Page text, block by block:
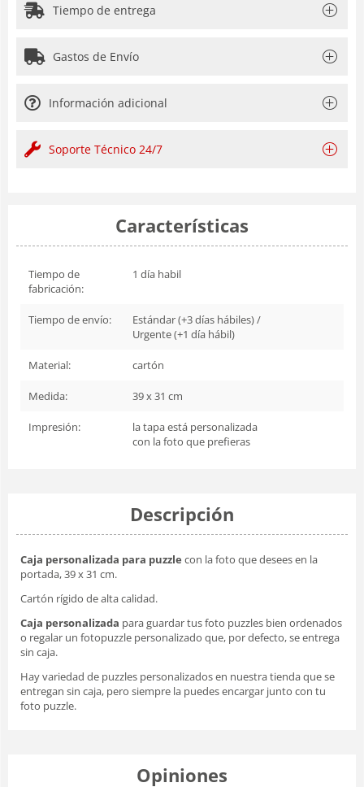
Tiempo de entrega
Gastos de Envío
Información adicional
Soporte Técnico 24/7
Características
Tiempo de
fabricación:
1 día habil
Tiempo de envío:
Estándar (+3 días hábiles) /
Urgente (+1 día hábil)
Material: cartón
Medida: 39 x 31 cm
Impresión:
la tapa está personalizada
con la foto que prefieras
Descripción
Caja personalizada para puzzle con la foto que desees en la
portada, 39 x 31 cm.
Cartón rígido de alta calidad.
Caja personalizada para guardar tus foto puzzles bien ordenados
o regalar un fotopuzzle personalizado que, por defecto, se entrega
sin caja.
Hay variedad de puzzles personalizados en nuestra tienda que se
entregan sin caja, pero siempre la puedes encargar junto con tu
foto puzzle.
Opiniones